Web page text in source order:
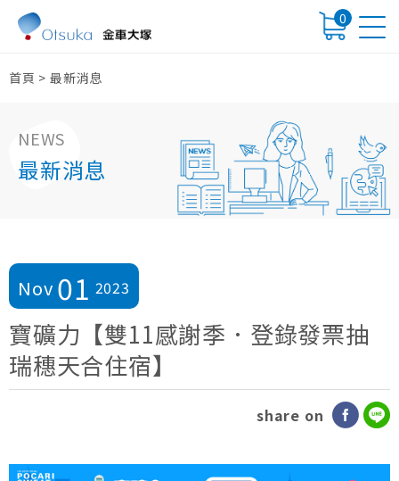
0
首頁 >最新消息
NEWS
最新消息
Nov 01 2023
寶礦力【雙11感謝季．登錄發票抽
瑞穗天合住宿】
share on